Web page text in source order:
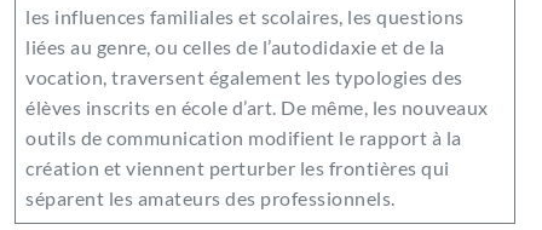
les influences familiales et scolaires, les questions
liées au genre, ou celles de l’autodidaxie et de la
vocation, traversent également les typologies des
élèves inscrits en école d’art. De même, les nouveaux
outils de communication modifient le rapport à la
création et viennent perturber les frontières qui
séparent les amateurs des professionnels.